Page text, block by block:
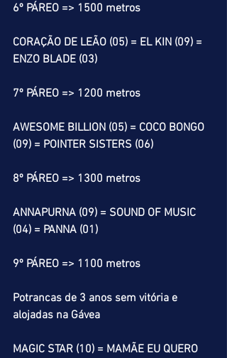
6º PÁREO => 1500 metros
CORAÇÃO DE LEÃO (05) = EL KIN (09) =
ENZO BLADE (03)
7º PÁREO => 1200 metros
AWESOME BILLION (05) = COCO BONGO
(09) = POINTER SISTERS (06)
8º PÁREO => 1300 metros
ANNAPURNA (09) = SOUND OF MUSIC
(04) = PANNA (01)
9º PÁREO => 1100 metros
Potrancas de 3 anos sem vitória e
alojadas na Gávea
MAGIC STAR (10) = MAMÃE EU QUERO